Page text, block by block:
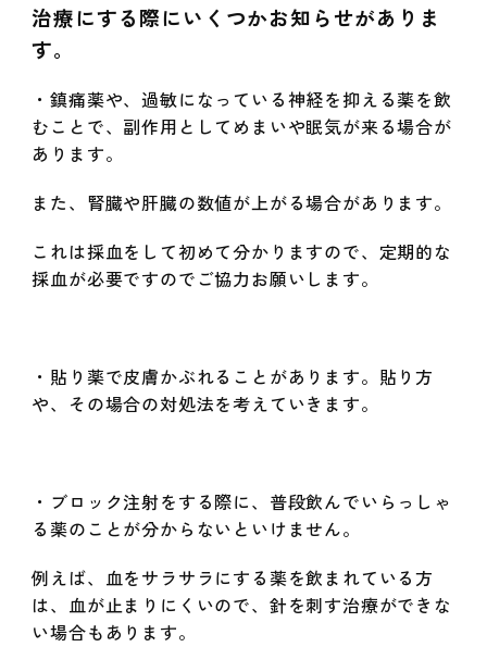
治療にする際にいくつかお知らせがありま
す。
・鎮痛薬や、過敏になっている神経を抑える薬を飲
むことで、副作用としてめまいや眠気が来る場合が
あります。
また、腎臓や肝臓の数値が上がる場合があります。
これは採血をして初めて分かりますので、定期的な
採血が必要ですのでご協力お願いします。
・貼り薬で皮膚かぶれることがあります。貼り方
や、その場合の対処法を考えていきます。
・ブロック注射をする際に、普段飲んでいらっしゃ
る薬のことが分からないといけません。
例えば、血をサラサラにする薬を飲まれている方
は、血が止まりにくいので、針を刺す治療ができな
い場合もあります。